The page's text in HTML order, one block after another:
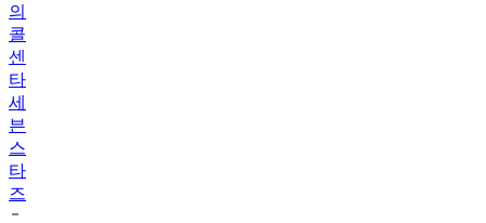
의
콜
센
타
세
븐
스
타
즈